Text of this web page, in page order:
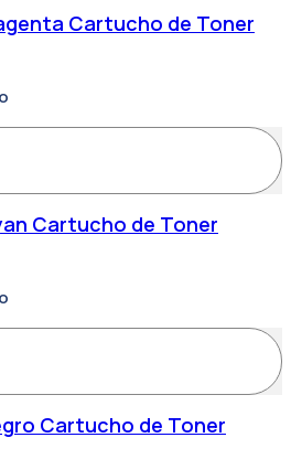
Cartucho de Toner
Cartucho de Toner
Cartucho de Toner